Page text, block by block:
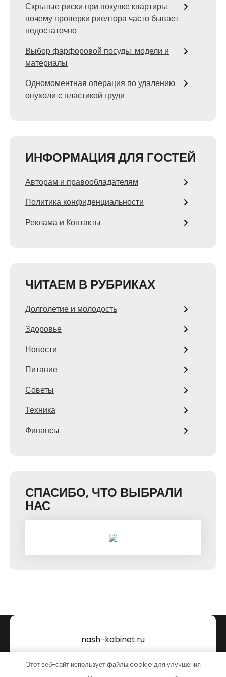
Скрытые риски при покупке квартиры:
почему проверки риелтора часто бывает
недостаточно
Выбор фарфоровой посуды: модели и
материалы
Одномоментная операция по удалению
опухоли с пластикой груди
ИНФОРМАЦИЯ ДЛЯ ГОСТЕЙ
Авторам и правообладателям
Политика конфиденциальности
Реклама и Контакты
ЧИТАЕМ В РУБРИКАХ
Долголетие и молодость
Здоровье
Новости
Питание
Советы
Техника
Финансы
СПАСИБО, ЧТО ВЫБРАЛИ
НАС
nash-kabinet.ru
Тема от Grace Themes
Этот веб-сайт использует файлы cookie для улучшения